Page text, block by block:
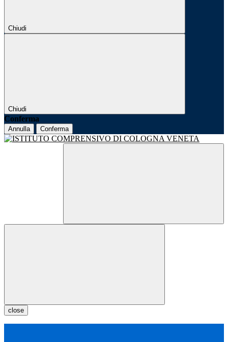
Chiudi
Chiudi
Conferma
Annulla Conferma
close